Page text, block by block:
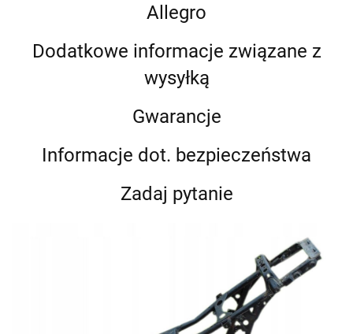
Allegro
Dodatkowe informacje związane z
wysyłką
Gwarancje
Informacje dot. bezpieczeństwa
Zadaj pytanie